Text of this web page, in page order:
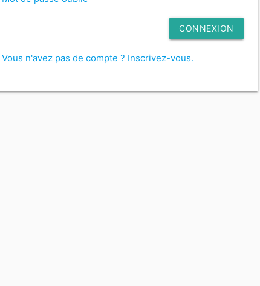
CONNEXION
Vous n'avez pas de compte ? Inscrivez-vous.